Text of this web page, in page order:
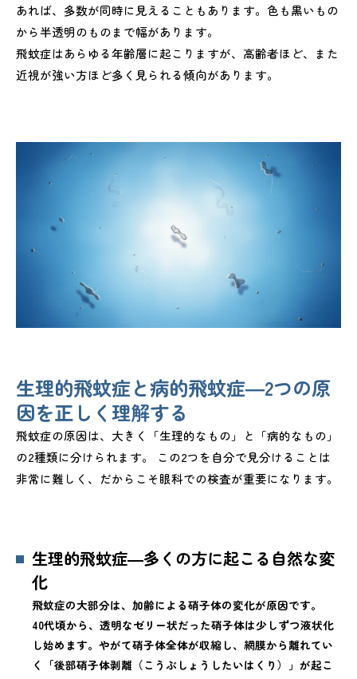
あれば、多数が同時に見えることもあります。色も黒いもの
から半透明のものまで幅があります。
飛蚊症はあらゆる年齢層に起こりますが、高齢者ほど、また
近視が強い方ほど多く見られる傾向があります。
生理的飛蚊症と病的飛蚊症―2つの原
因を正しく理解する
飛蚊症の原因は、大きく「生理的なもの」と「病的なもの」
の2種類に分けられます。 この2つを自分で見分けることは
非常に難しく、だからこそ眼科での検査が重要になります。
生理的飛蚊症―多くの方に起こる自然な変
化
飛蚊症の大部分は、加齢による硝子体の変化が原因です。
40代頃から、透明なゼリー状だった硝子体は少しずつ液状化
し始めます。やがて硝子体全体が収縮し、網膜から離れてい
く「後部硝子体剥離（こうぶしょうしたいはくり）」が起こ